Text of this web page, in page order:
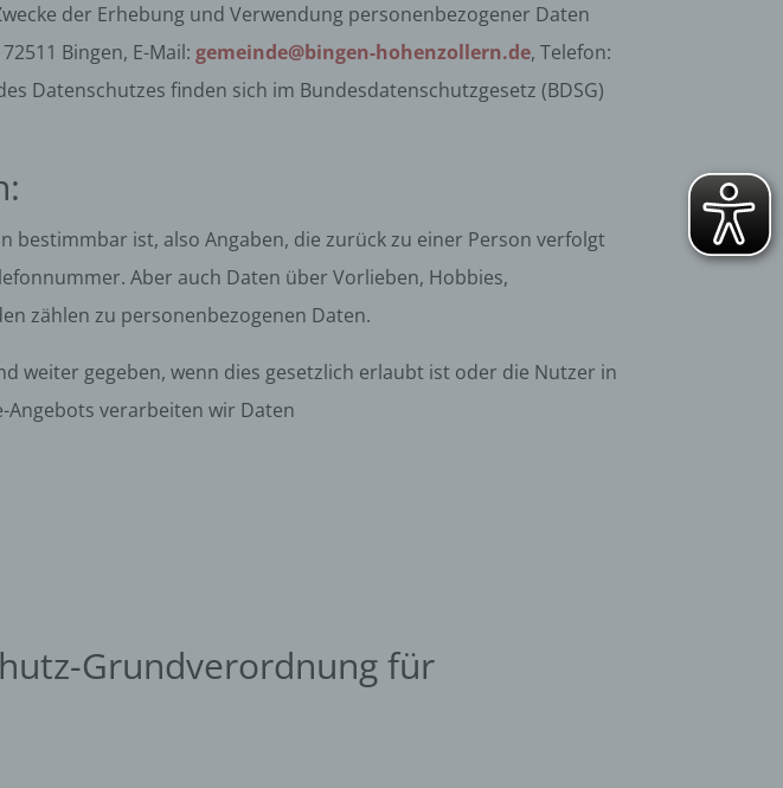
der Erhebung und Verwendung personenbezogener Daten
Bingen, E-Mail: gemeinde@bingen-hohenzollern.de, Telefon:
Datenschutzes finden sich im Bundesdatenschutzgesetz (BDSG)
ist, also Angaben, die zurück zu einer Person verfolgt
Aber auch Daten über Vorlieben, Hobbies,
zählen zu personenbezogenen Daten.
weiter gegeben, wenn dies gesetzlich erlaubt ist oder die Nutzer in
Angebots verarbeiten wir Daten
Grundverordnung für